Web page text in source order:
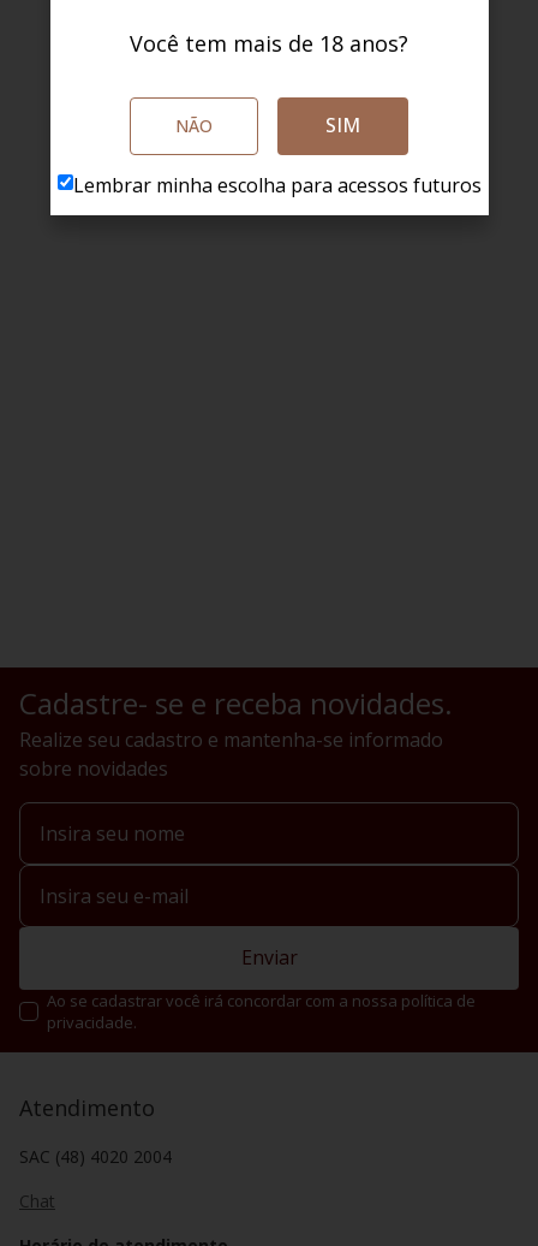
Cadastre- se e receba novidades.
Realize seu cadastro e mantenha-se informado
sobre novidades
Enviar
Ao se cadastrar você irá concordar com a nossa política de
privacidade.
Atendimento
SAC (48) 4020 2004
Chat
Você tem mais de 18 anos?
NÃO SIM
Lembrar minha escolha para acessos futuros